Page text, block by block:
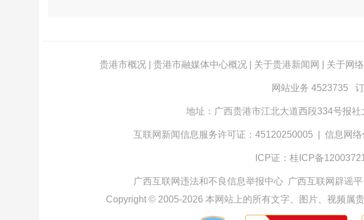
贵港市概况 贵港市融媒体中心概况 关于贵港新闻网 关于网
网站业务 4523735
地址：广西贵港市江北大道西段334号报
互联网新闻信息服务许可证：45120250005 信息网
ICP证：桂ICP备
广西互联网违法和不良信息举报中心 广西互联网辟谣平
Copyright © 2005-2026 本网站上的所有文字、图片、视频属